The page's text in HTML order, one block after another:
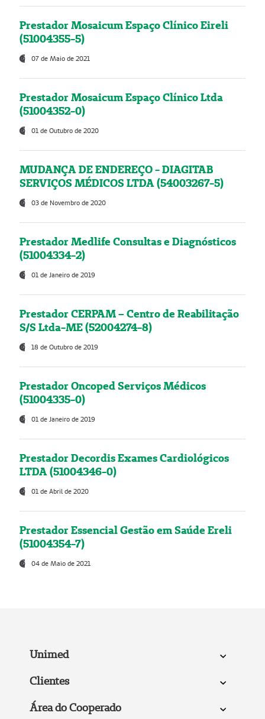
Prestador Mosaicum Espaço Clínico Eireli
(51004355-5)
07 de Maio de 2021
Prestador Mosaicum Espaço Clínico Ltda
(51004352-0)
01 de Outubro de 2020
MUDANÇA DE ENDEREÇO - DIAGITAB
SERVIÇOS MÉDICOS LTDA (54003267-5)
03 de Novembro de 2020
Prestador Medlife Consultas e Diagnósticos
(51004334-2)
01 de Janeiro de 2019
Prestador CERPAM – Centro de Reabilitação
S/S Ltda-ME (52004274-8)
18 de Outubro de 2019
Prestador Oncoped Serviços Médicos
(51004335-0)
01 de Janeiro de 2019
Prestador Decordis Exames Cardiológicos
LTDA (51004346-0)
01 de Abril de 2020
Prestador Essencial Gestão em Saúde Ereli
(51004354-7)
04 de Maio de 2021
Unimed
Clientes
Área do Cooperado